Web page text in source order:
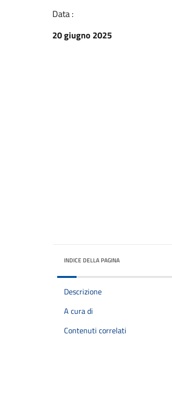
Data :
20 giugno 2025
INDICE DELLA PAGINA
Descrizione
A cura di
Contenuti correlati